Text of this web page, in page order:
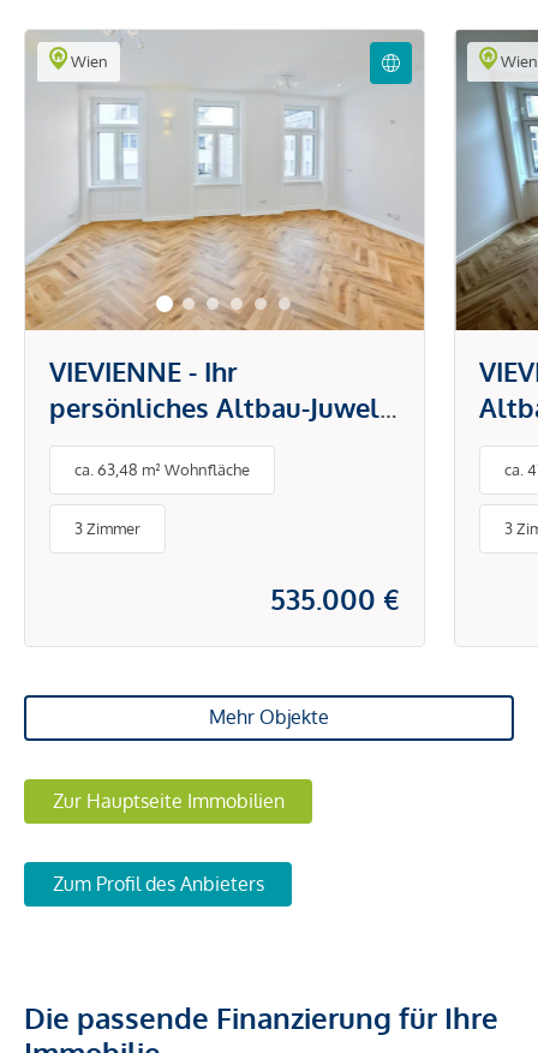
Wien
VIEVIENNE - Ihr
persönliches Altbau-Juwel:
3 Zimmer und eine Loggia
ca. 63,48 m² Wohnfläche
3 Zimmer
535.000 €
Wien
mit
ca.
3
Mehr Objekte
Zur Hauptseite Immobilien
Zum Profil des Anbieters
Die passende Finanzierung für Ihre